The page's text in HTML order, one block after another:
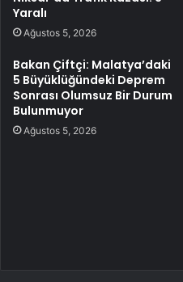
Yaralı
Ağustos 5, 2026
Bakan Çiftçi: Malatya’daki
5 Büyüklüğündeki Deprem
Sonrası Olumsuz Bir Durum
Bulunmuyor
Ağustos 5, 2026